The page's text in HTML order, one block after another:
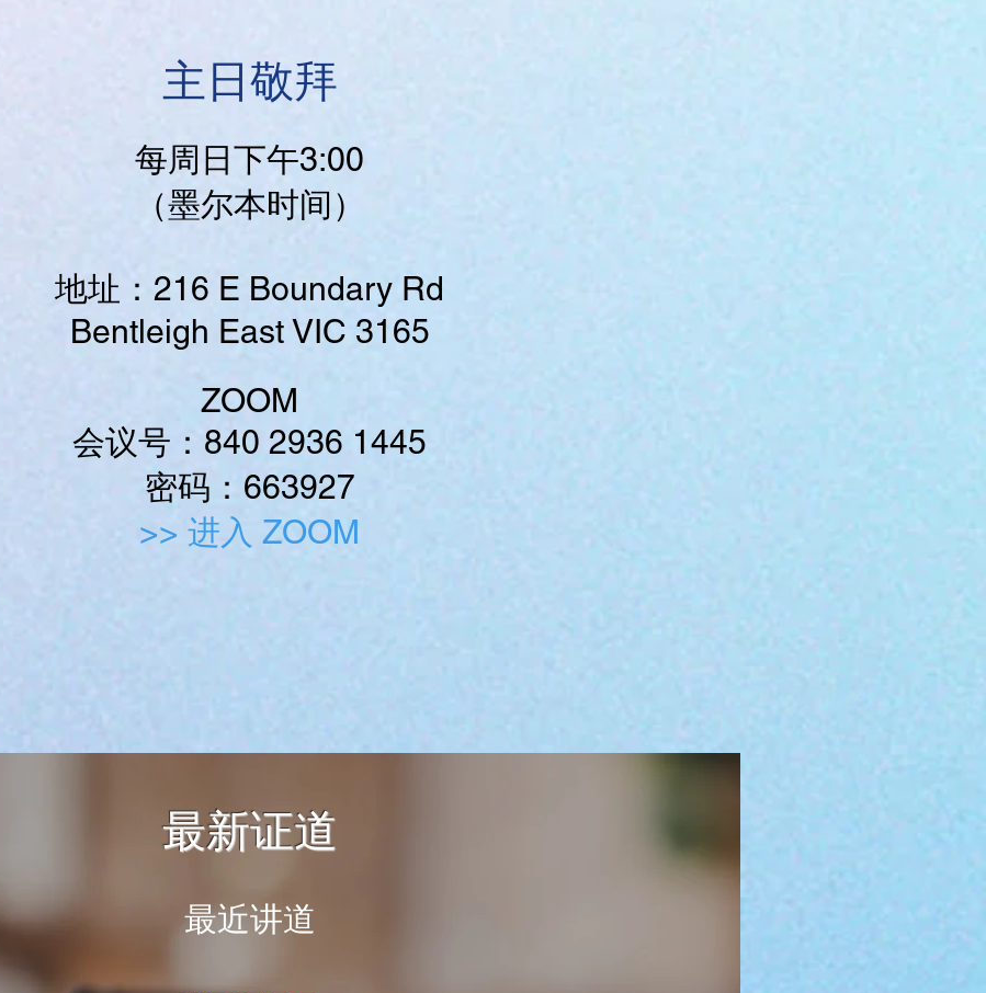
主日敬拜
每周日下午3:00
（墨尔本时间）
地址：216 E Boundary Rd
Bentleigh East VIC 3165
ZOOM
会议号：840 2936 1445
密码：663927
>> 进入 ZOOM
最新证道
最近讲道